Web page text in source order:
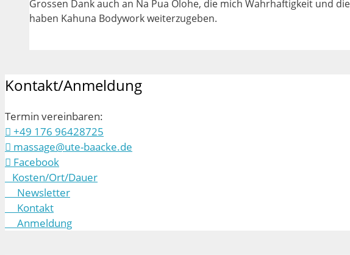
Grossen Dank auch an Na Pua Olohe, die mich Wahrhaftigkeit und
haben Kahuna Bodywork weiterzugeben.
Kontakt/Anmeldung
Termin vereinbaren:
+49 176 96428725
massage@ute-baacke.de
Facebook
Kosten/Ort/Dauer
Newsletter
Kontakt
Anmeldung